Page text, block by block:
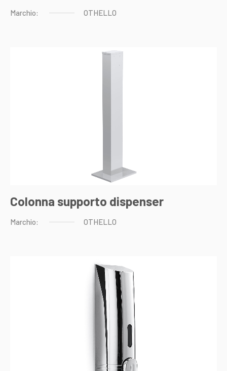
Marchio: OTHELLO
Colonna supporto dispenser
Marchio: OTHELLO